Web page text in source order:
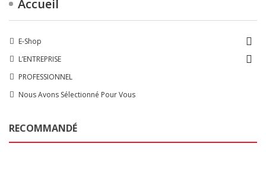
Accueil
E-Shop 
L’ENTREPRISE 
PROFESSIONNEL
Nous Avons Sélectionné Pour Vous
RECOMMANDÉ